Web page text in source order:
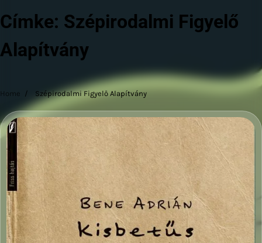
Címke: Szépirodalmi Figyelő
Alapítvány
Home Szépirodalmi Figyelő Alapítvány